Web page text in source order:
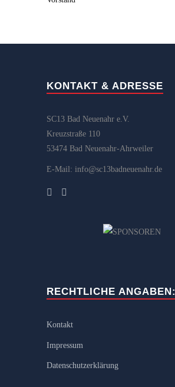
KONTAKT & ADRESSE
SC13 Bad Neuenahr e.V.
Kreuzstraße 110
53474 Bad Neuenahr-Ahrweiler
E-Mail: info@sc13badneuenahr.de
RECHTLICHE ANGABEN:
Kontakt
Impressum
Datenschutzerklärung